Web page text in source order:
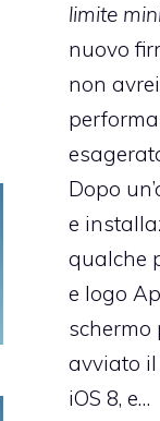
limite
nuovo
non
Dopo
e
qualche
e logo
schermo
avviato il
iOS 8, e…